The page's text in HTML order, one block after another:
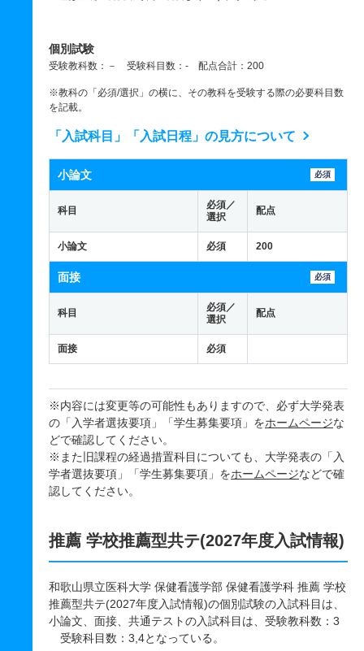
個別試験
受験教科数：－ 受験科目数：- 配点合計：200
※教科の「必須/選択」の横に、その教科を受験する際の必要科目数
を記載。
「入試科目」「入試日程」の見方について
小論文 必須
科目
必須／
選択
配点
小論文 必須 200
面接 必須
科目
必須／
選択
配点
面接 必須
※内容には変更等の可能性もありますので、必ず大学発表
の「入学者選抜要項」「学生募集要項」をホームページな
どで確認してください。
※また旧課程の経過措置科目についても、大学発表の「入
学者選抜要項」「学生募集要項」をホームページなどで確
認してください。
推薦 学校推薦型共テ(2027年度入試情報)
和歌山県立医科大学 保健看護学部 保健看護学科 推薦 学校
推薦型共テ(2027年度入試情報)の個別試験の入試科目は、
小論文、面接、共通テストの入試科目は、受験教科数：3
受験科目数：3,4となっている。